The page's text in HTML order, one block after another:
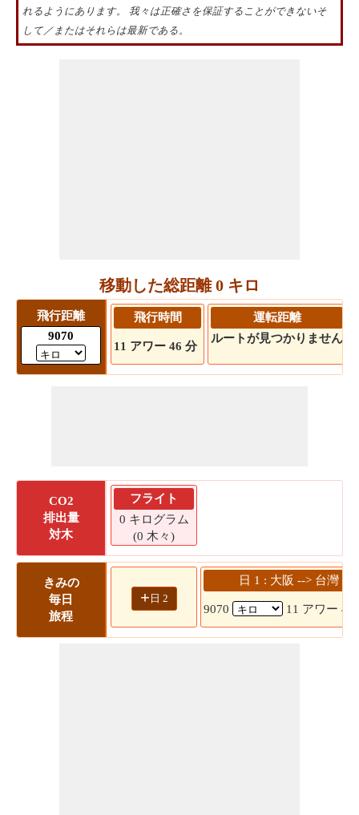
れるようにあります。 我々は正確さを保証することができないそ
して／またはそれらは最新である。
移動した総距離 0 キロ
飛行距離
9070
飛行時間
11 アワー 46 分
運転距離
ルートが見つかりません
CO2
排出量
対木
フライト
0 キログラム
(0 木々)
きみの
毎日
旅程
+ 日 2
日 1 : 大阪 --> 台灣
9070 11 アワー 46